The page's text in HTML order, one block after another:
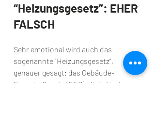
“Heizungsgesetz”: EHER
FALSCH
Sehr emotional wird auch das
sogenannte “Heizungsgesetz”,
genauer gesagt: das Gebäude-
Energie-Gesetz (GEG), diskutiert.